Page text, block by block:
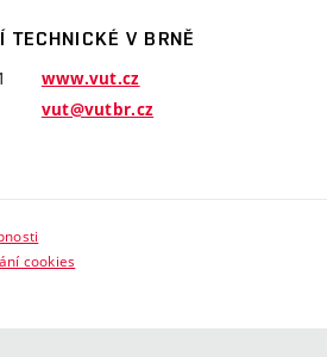
TECHNICKÉ V BRNĚ
www.vut.cz
vut@vutbr.cz
cookies